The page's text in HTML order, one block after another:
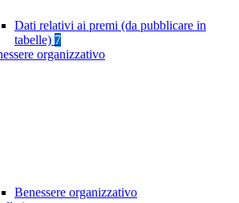
Dati relativi ai premi (da pubblicare in
tabelle) 7
organizzativo
Benessere organizzativo